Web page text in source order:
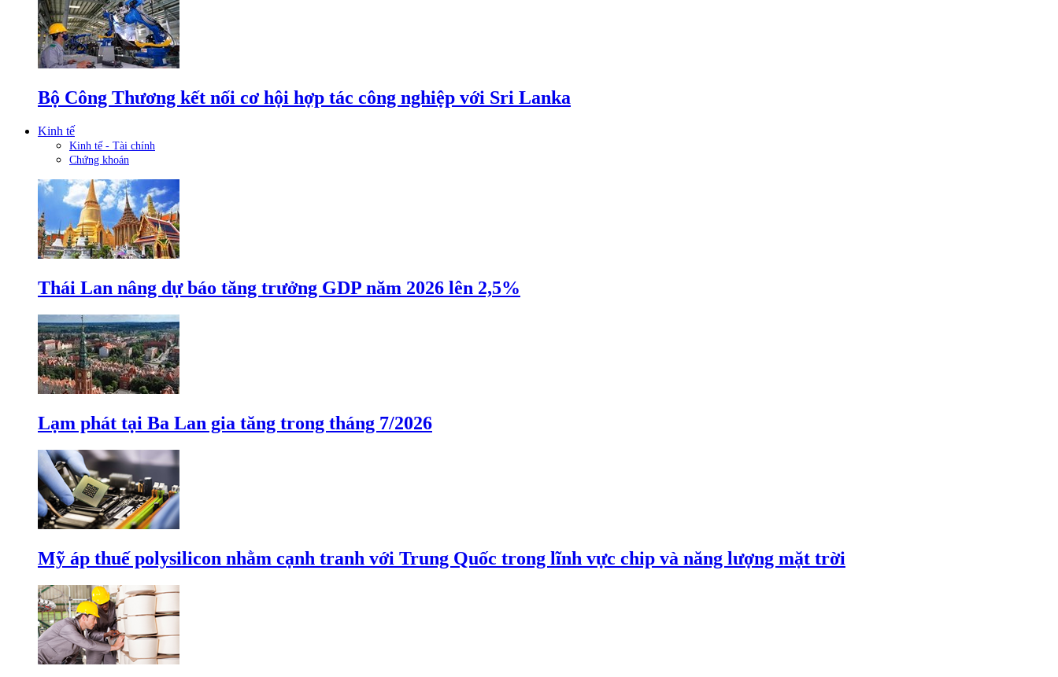
Bộ Công Thương kết nối cơ hội hợp tác công nghiệp với Sri Lanka
Kinh tế
Kinh tế - Tài chính
Chứng khoán
Thái Lan nâng dự báo tăng trưởng GDP năm 2026 lên 2,5%
Lạm phát tại Ba Lan gia tăng trong tháng 7/2026
Mỹ áp thuế polysilicon nhằm cạnh tranh với Trung Quốc trong lĩnh vực chip và năng lượng mặt trời